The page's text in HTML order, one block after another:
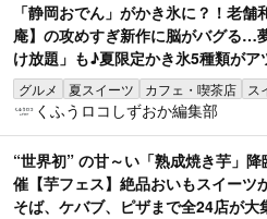
「静岡おでん」がかき氷に？！老舗
庵】の攻めすぎ新作に脳がバグる…
け放題」も♪夏限定かき氷5種類がア
グルメ 夏スイーツ カフェ・喫茶店 ス
くふうロコしずおか編集部
“世界初” の甘～い「熟成焼き芋」
催【芋フェス】絶品おいもスイーツ
そば、ケバブ、ピザまで全24店が大